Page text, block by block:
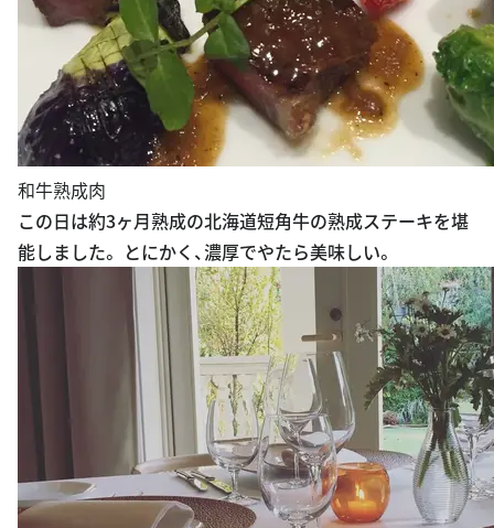
和牛熟成肉
この日は約3ヶ月熟成の北海道短角牛の熟成ステーキを堪
能しました。 とにかく、濃厚でやたら美味しい。